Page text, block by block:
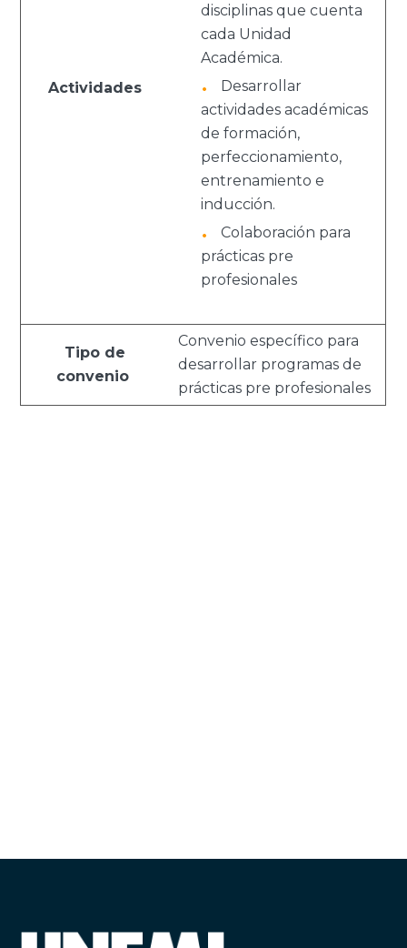
Actividades
disciplinas que cuenta
cada Unidad
Académica.
Desarrollar
actividades académicas
de formación,
perfeccionamiento,
entrenamiento e
inducción.
Colaboración para
prácticas pre
profesionales
Tipo de
convenio
Convenio específico para
desarrollar programas de
prácticas pre profesionales